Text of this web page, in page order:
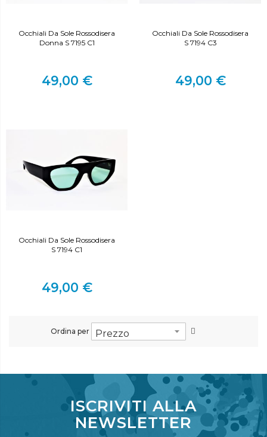
Occhiali Da Sole Rossodisera
Donna S 7195 C1
49,00 €
Occhiali Da Sole Rossodisera
S 7194 C3
49,00 €
Occhiali Da Sole Rossodisera
S 7194 C1
49,00 €
Ordina per
ISCRIVITI ALLA
NEWSLETTER